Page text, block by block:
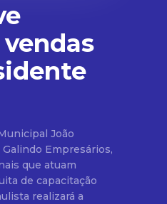
João
que atuam
de capacitação
realizará a